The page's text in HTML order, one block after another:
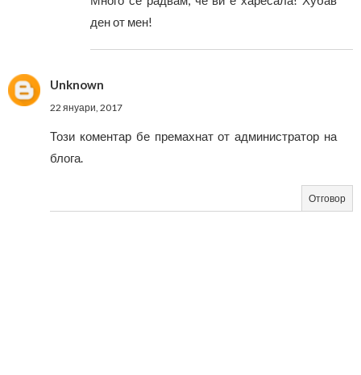
ден от мен!
Unknown
22 януари, 2017
Този коментар бе премахнат от администратор на
блога.
Отговор